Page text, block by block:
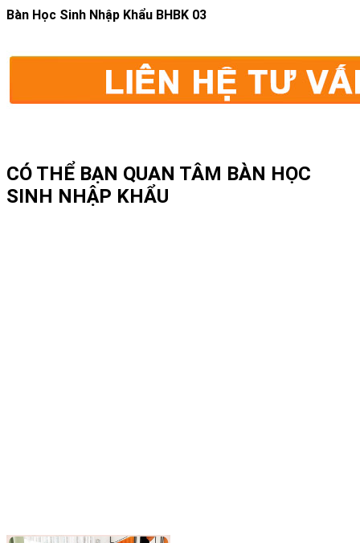
Bàn Học Sinh Nhập Khẩu BHBK 03
CÓ THỂ BẠN QUAN TÂM BÀN HỌC
SINH NHẬP KHẨU